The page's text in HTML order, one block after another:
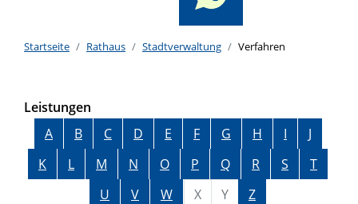
Startseite Rathaus Stadtverwaltung Verfahren
Leistungen
Alphabetisches Register überspringen
A B C D E F G H I
J
K
L M N O P Q R S
T
U
V W X Y Z